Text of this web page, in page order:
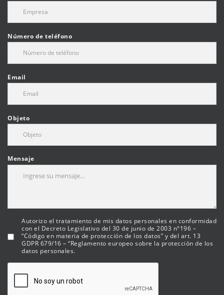
Número de teléfono
Email
Objeto
Mensaje
Autorizo el tratamiento de mis datos personales en conformidad
con el Decreto Legislativo del 30 de junio de 2003 n°196 –
“Código en materia de protección de los datos” y del art. 13
GDPR 679/16 – “Reglamento europeo sobre la protección de los
datos personales.